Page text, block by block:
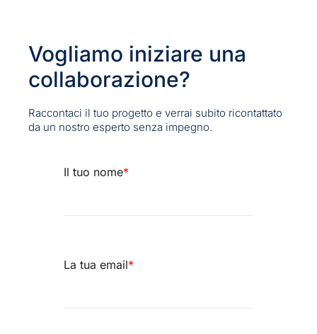
Vogliamo iniziare una
collaborazione?
Raccontaci il tuo progetto e verrai subito ricontattato
da un nostro esperto senza impegno.
Il tuo nome*
La tua email*